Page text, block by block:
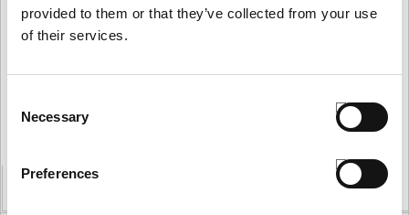
provided to them or that they’ve collected from your use
of their services.
Selection
Necessary
Preferences
AGGIUNGI